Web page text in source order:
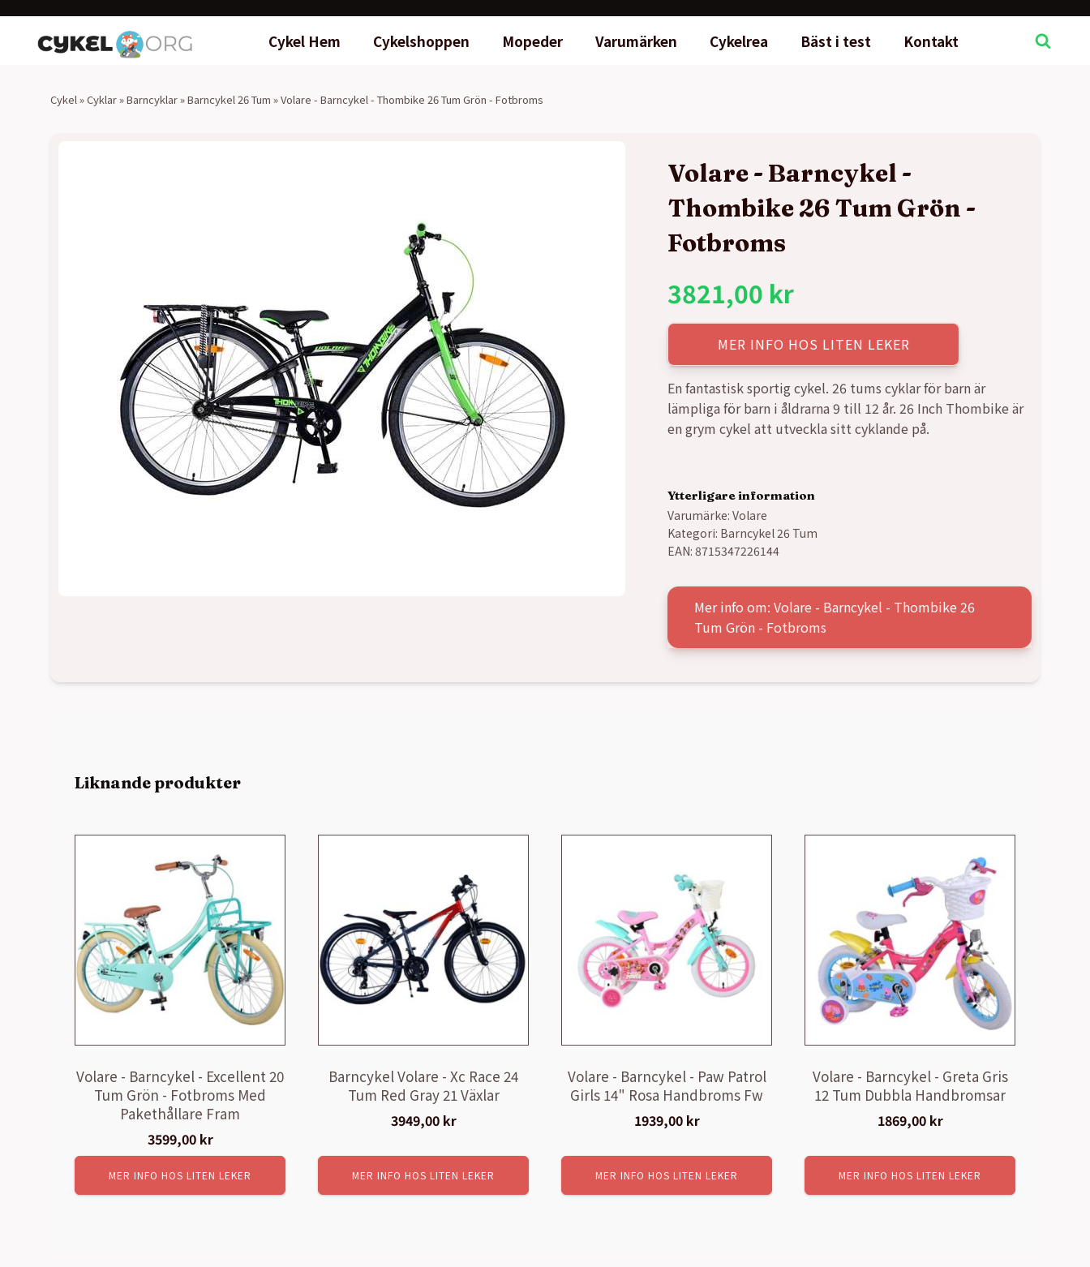
Cykel Hem Cykelshoppen Mopeder Varumärken Cykelrea Bäst i test Kontakt
Cykel »Cyklar»Barncyklar»Barncykel 26 Tum »Volare - Barncykel - Thombike 26 Tum Grön - Fotbroms
Volare - Barncykel -
Thombike 26 Tum Grön -
Fotbroms
3821,00 kr
MER INFO HOS LITEN LEKER
En fantastisk sportig cykel. 26 tums cyklar för barn är
lämpliga för barn i åldrarna 9 till 12 år. 26 Inch Thombike är
en grym cykel att utveckla sitt cyklande på.
Ytterligare information
Varumärke:Volare
Kategori: Barncykel 26 Tum
EAN:8715347226144
Mer info om: Volare - Barncykel - Thombike 26
Tum Grön - Fotbroms
Liknande produkter
Volare - Barncykel - Excellent 20
Tum Grön - Fotbroms Med
Pakethållare Fram
3599,00 kr
MER INFO HOS LITEN LEKER
Barncykel Volare - Xc Race 24
Tum Red Gray 21 Växlar
3949,00 kr
MER INFO HOS LITEN LEKER
Volare - Barncykel - Paw Patrol
Girls 14" Rosa Handbroms Fw
1939,00 kr
MER INFO HOS LITEN LEKER
Volare - Barncykel - Greta Gris
12 Tum Dubbla Handbromsar
1869,00 kr
MER INFO HOS LITEN LEKER